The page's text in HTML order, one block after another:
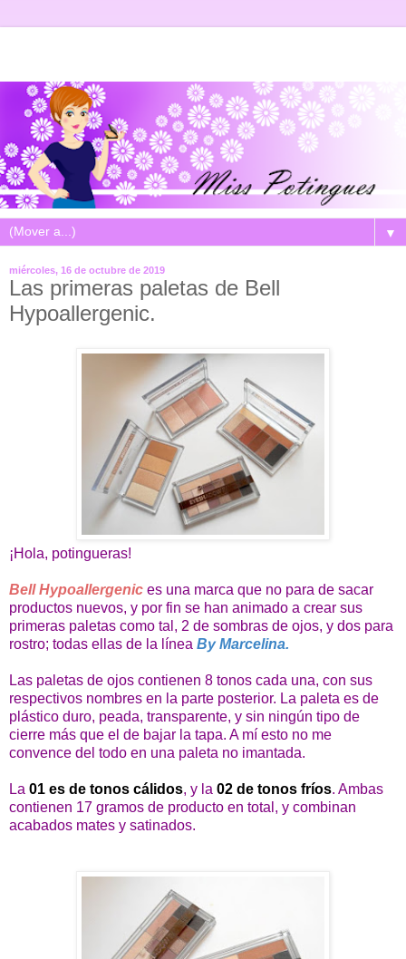
▼
miércoles, 16 de octubre de 2019
Las primeras paletas de Bell
Hypoallergenic.
¡Hola, potingueras!
Bell Hypoallergenic es una marca que no para de sacar
productos nuevos, y por fin se han animado a crear sus
primeras paletas como tal, 2 de sombras de ojos, y dos para
rostro; todas ellas de la línea By Marcelina.
Las paletas de ojos contienen 8 tonos cada una, con sus
respectivos nombres en la parte posterior. La paleta es de
plástico duro, peada, transparente, y sin ningún tipo de
cierre más que el de bajar la tapa. A mí esto no me
convence del todo en una paleta no imantada.
La 01 es de tonos cálidos, y la 02 de tonos fríos. Ambas
contienen 17 gramos de producto en total, y combinan
acabados mates y satinados.